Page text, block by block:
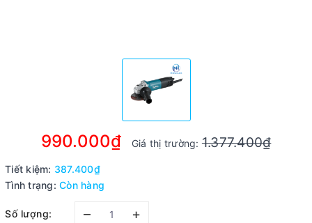
990.000₫ Giá thị trường:1.377.400₫
Tiết kiệm: 387.400₫
Tình trạng: Còn hàng
Số lượng: – +